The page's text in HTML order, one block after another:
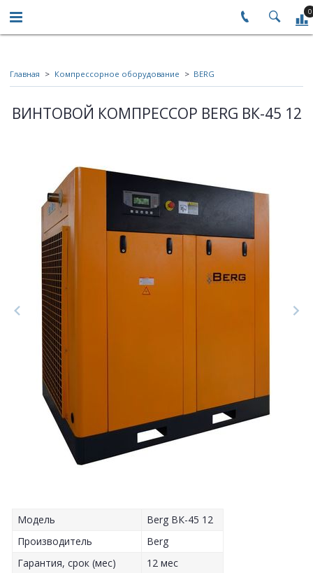
0
Главная Компрессорное оборудование BERG
ВИНТОВОЙ КОМПРЕССОР BERG ВК-45 12
Модель
Berg ВК-45 12
Производитель
Berg
Гарантия, срок (мес)
12 мес